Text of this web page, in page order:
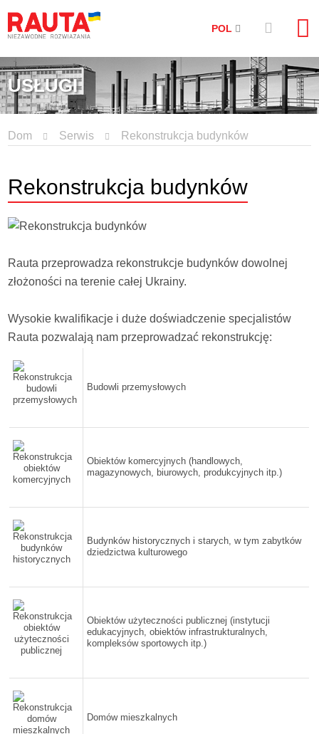
POL
USŁUGI
Dom Serwis Rekonstrukcja budynków
Rekonstrukcja budynków
Rauta przeprowadza rekonstrukcje budynków dowolnej
złożoności na terenie całej Ukrainy.
Wysokie kwalifikacje i duże doświadczenie specjalistów
Rauta pozwalają nam przeprowadzać rekonstrukcję:
Budowli przemysłowych
Obiektów komercyjnych (handlowych,
magazynowych, biurowych, produkcyjnych itp.)
Budynków historycznych i starych, w tym zabytków
dziedzictwa kulturowego
Obiektów użyteczności publicznej (instytucji
edukacyjnych, obiektów infrastrukturalnych,
kompleksów sportowych itp.)
Domów mieszkalnych